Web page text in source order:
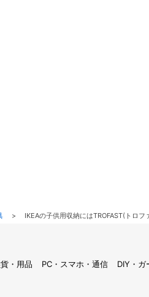
> IKEAの子供用収納にはTROFAST(トロ
・用品 PC・スマホ・通信 DIY・ガ